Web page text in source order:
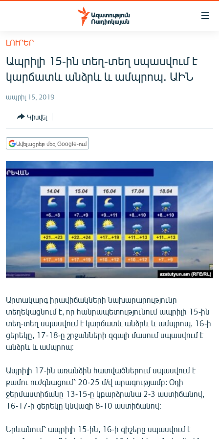
Մատչելիության
հիմնական
բովանդակությանը
Անցնել
հիմնական
մենյուին
ՀԱՅԱՍՏԱՆ
ՔԱՂԱՔԱԿԱՆ
ԸՆՏՐՈՒԹՅՈՒՆՆԵՐ 2026
ԻՐԱՎՈՒՆՔ
ՀԱՍԱՐԱԿՈՒԹՅՈՒՆ
ՂԱՐԱԲԱՂ
ՊԱՏԵՐԱԶՄԻ 6 ՇԱԲԱԹՆԵՐԸ
ՏԱՐԱԾԱՇՐՋԱՆ
ՄԻՋԱԶԳԱՅԻՆ
ՄՇԱԿՈՒՅԹ
ՍՊՈՐՏ
ՄԵԿՆԱԲԱՆՈՒԹՅՈՒՆ
ՏՏ ԵՒ ԻՆՏԵՐՆԵՏ
ԿՈՐՈՆԱՎԻՐՈՒՍ
ԱՐԽԻՎ
ՏԵՍԱՆՅՈՒԹԵՐ
ԲԱՆԱՎԵՃ
ՁԳՏԵԼՈՎ ԼԱՎԱԳՈՒՅՆԻՆ
ՓՈԴՔԱՍԹ
Հայերեն
ԼՈՒՐԵՐ
Ապրիլի 15-ին տեղ-տեղ սպասվում է
կարճատև անձրև և ամպրոպ. ԱԻՆ
ապրիլ 15, 2019
Կիսվել
Ավելացրեք մեզ Google-ում
Արտակարգ իրավիճակների նախարարությունը
տեղեկացնում է, որ հանրապետությունում ապրիլի 15-ին
տեղ-տեղ սպասվում է կարճատև անձրև և ամպրոպ, 16-ի
ցերեկը, 17-18-ը շրջանների զգալի մասում սպասվում է
անձրև և ամպրոպ։
Ապրիլի 17-ին առանձին հատվածներում սպասվում է
քամու ուժգնացում՝ 20-25 մ/վ արագությամբ: Օդի
ջերմաստիճանը 13-15-ը կբարձրանա 2-3 աստիճանով,
16-17-ի ցերեկը կնվազի 8-10 աստիճանով։
Երևանում՝ ապրիլի 15-ին, 16-ի գիշերը սպասվում է